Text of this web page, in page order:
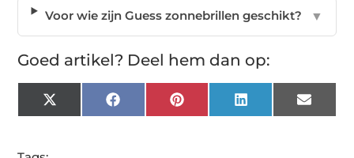
Voor wie zijn Guess zonnebrillen geschikt? ▼
Goed artikel? Deel hem dan op:
X
(Twitter)
FacebookPinterest LinkedIn Email